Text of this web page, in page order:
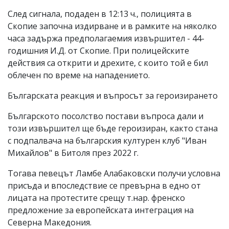
След сигнала, подаден в 12:13 ч., полицията в
Скопие започна издирване и в рамките на няколко
часа задържа предполагаемия извършител - 44-
годишния И.Д. от Скопие. При полицейските
действия са открити и дрехите, с които той е бил
облечен по време на нападението.
Българската реакция и въпросът за героизирането
Българското посолство постави въпроса дали и
този извършител ще бъде героизиран, както стана
с подпалвача на българския културен клуб "Иван
Михайлов" в Битоля през 2022 г.
Тогава певецът Ламбе Алабаковски получи условна
присъда и впоследствие се превърна в едно от
лицата на протестите срещу т.нар. френско
предложение за европейската интеграция на
Северна Македония.